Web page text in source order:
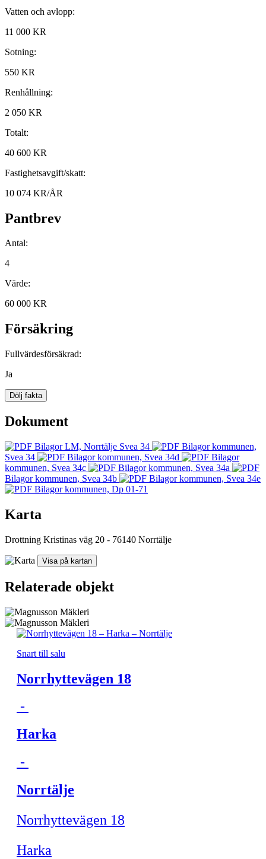
Vatten och avlopp:
11 000 KR
Sotning:
550 KR
Renhållning:
2 050 KR
Totalt:
40 600 KR
Fastighetsavgift/skatt:
10 074 KR/ÅR
Pantbrev
Antal:
4
Värde:
60 000 KR
Försäkring
Fullvärdesförsäkrad:
Ja
Dölj fakta
Dokument
Bilagor LM, Norrtälje Svea 34
Bilagor kommunen,
Svea 34
Bilagor kommunen, Svea 34d
Bilagor
kommunen, Svea 34c
Bilagor kommunen, Svea 34a
Bilagor kommunen, Svea 34b
Bilagor kommunen, Svea 34e
Bilagor kommunen, Dp 01-71
Karta
Drottning Kristinas väg 20 - 76140 Norrtälje
Visa på kartan
Relaterade objekt
Snart till salu
Norrhyttevägen 18
-
Harka
-
Norrtälje
Norrhyttevägen 18
Harka